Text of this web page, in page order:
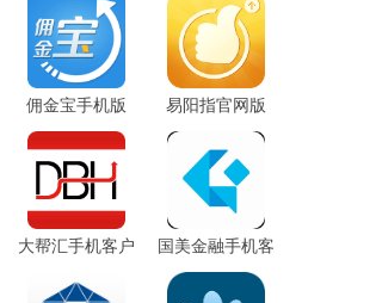
佣金宝手机版 易阳指官网版
大帮汇手机客户
国美金融手机客
户端